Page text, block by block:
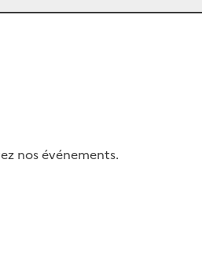
nos événements.